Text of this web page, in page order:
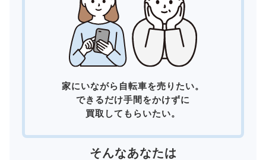
家にいながら自転車を売りたい。
できるだけ手間をかけずに
買取してもらいたい。
そんなあなたは